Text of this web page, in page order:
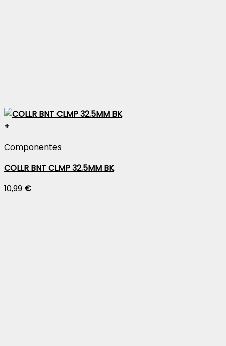
+
Componentes
COLLR BNT CLMP 32.5MM BK
10,99 €